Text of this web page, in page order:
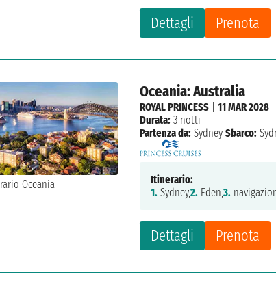
Dettagli Prenota
Oceania: Australia
Dettagli Prenota
ROYAL PRINCESS |11 MAR 2028
Durata: 3 notti
Partenza da: Sydney Sbarco:
Itinerario:
1. Sydney,2. Eden,3.